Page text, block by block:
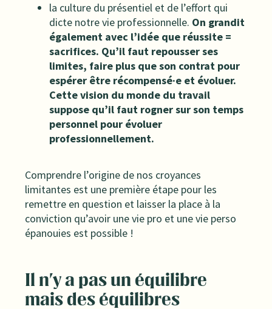
la culture du présentiel et de l’effort qui
dicte notre vie professionnelle. On grandit
également avec l’idée que réussite =
sacrifices. Qu’il faut repousser ses
limites, faire plus que son contrat pour
espérer être récompensé·e et évoluer.
Cette vision du monde du travail
suppose qu’il faut rogner sur son temps
personnel pour évoluer
professionnellement.
Comprendre l’origine de nos croyances
limitantes est une première étape pour les
remettre en question et laisser la place à la
conviction qu’avoir une vie pro et une vie perso
épanouies est possible !
Il n'y a pas un équilibre
mais des équilibres